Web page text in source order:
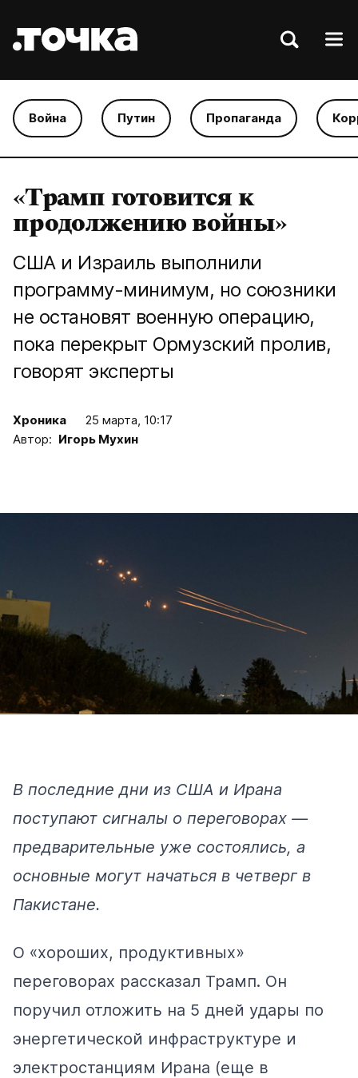
Война Путин Пропаганда
«Трамп готовится к
продолжению войны»
США и Израиль выполнили
программу-минимум, но союзники
не остановят военную операцию,
пока перекрыт Ормузский пролив,
говорят эксперты
Хроника
25 марта, 10:17
Автор: Игорь Мухин
В последние дни из США и Ирана
поступают сигналы о переговорах —
предварительные уже состоялись, а
основные могут начаться в четверг в
Пакистане.
О «хороших, продуктивных»
переговорах рассказал Трамп. Он
поручил отложить на 5 дней удары по
энергетической инфраструктуре и
электростанциям Ирана (еще в